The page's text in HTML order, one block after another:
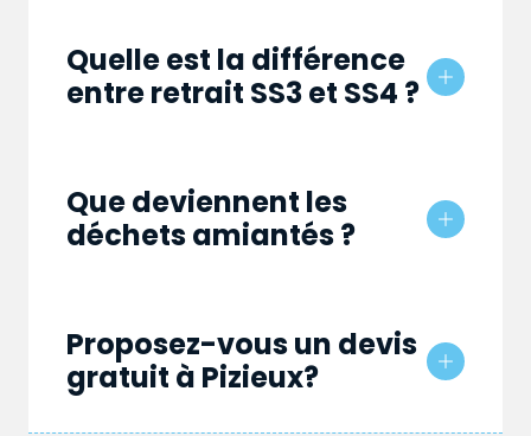
Quelle est la différence
entre retrait SS3 et SS4 ?
Que deviennent les
déchets amiantés ?
Proposez-vous un devis
gratuit à Pizieux?